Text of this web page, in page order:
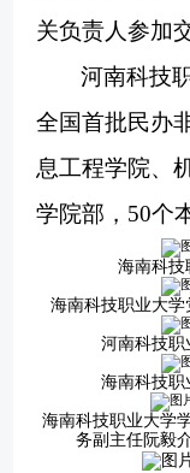
关负责人参加
河南科技
全国首批民办
息工程学院、
学院部，50个
海南科技
海南科技职业大学
河南科技职
海南科技职
海南科技职业大学
务副主任阮毅